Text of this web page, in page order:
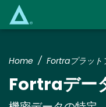
Home Fortraプラット
Fortraデー